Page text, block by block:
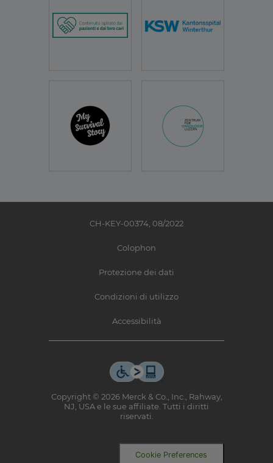
Colophon
Protezione dei dati
Condizioni di utilizzo
Accessibilità
CH-KEY-00374, 08/2022
Copyright © 2026 Merck & Co., Inc., Rahway,
NJ, USA e le sue affiliate. Tutti i diritti
riservati.
Cookie Preferences